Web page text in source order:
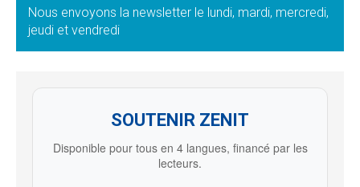
Nous envoyons la newsletter le lundi, mardi, mercredi,
jeudi et vendredi
SOUTENIR ZENIT
Disponible pour tous en 4 langues, financé par les
lecteurs.